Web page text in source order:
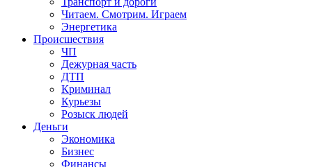
Читаем. Смотрим. Играем
Энергетика
Происшествия
ЧП
Дежурная часть
ДТП
Криминал
Курьезы
Розыск людей
Деньги
Экономика
Бизнес
Финансы